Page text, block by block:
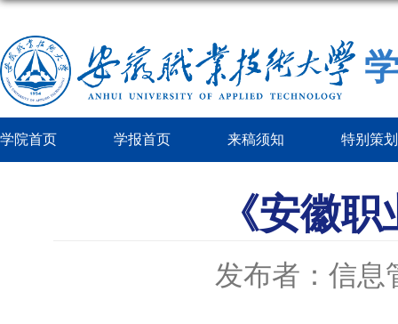
学院首页 学报首页 来稿须知 特别策划
《安徽
发布者：信息